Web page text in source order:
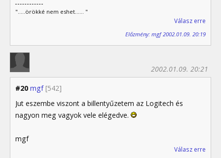
".....örökké nem eshet...... "
Válasz erre
Előzmény: mgf 2002.01.09. 20:19
#20 mgf [542]
2002.01.09. 20:21
Jut eszembe viszont a billentyűzetem az Logitech és
nagyon meg vagyok vele elégedve.
mgf
Válasz erre